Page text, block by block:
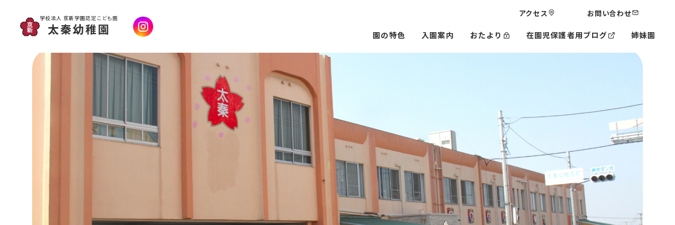
学校法人 京新学園認定こども園
太秦幼稚園 園の特色 入園案内 おたより 在園児保護者用ブログ 姉妹園
アクセス お問い合わせ